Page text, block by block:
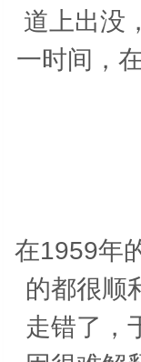
道上出没
一时间，
在1959年
的都很顺
走错了，